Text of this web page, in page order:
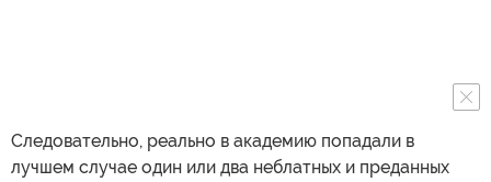
Следовательно, реально в академию попадали в
лучшем случае один или два неблатных и преданных